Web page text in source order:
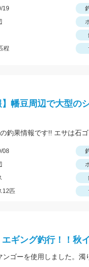
19
程
】幡豆周辺で大型の
釣果情報です!! エサは石
08
12匹
ギング釣行！！秋